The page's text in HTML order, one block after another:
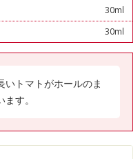
30ml
30ml
いトマトがホールのま
す。